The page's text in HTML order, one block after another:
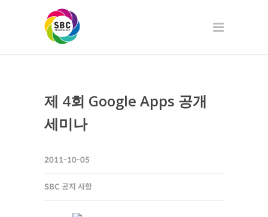
제 4회 Google Apps 공개
세미나
2011-10-05
SBC 공지 사항